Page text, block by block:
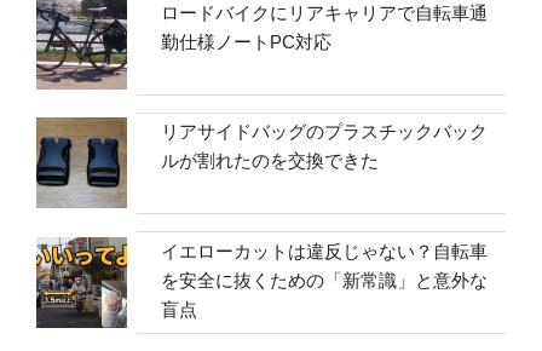
ロードバイクにリアキャリアで自転車通
勤仕様ノートPC対応
リアサイドバッグのプラスチックバック
ルが割れたのを交換できた
イエローカットは違反じゃない？自転車
を安全に抜くための「新常識」と意外な
盲点